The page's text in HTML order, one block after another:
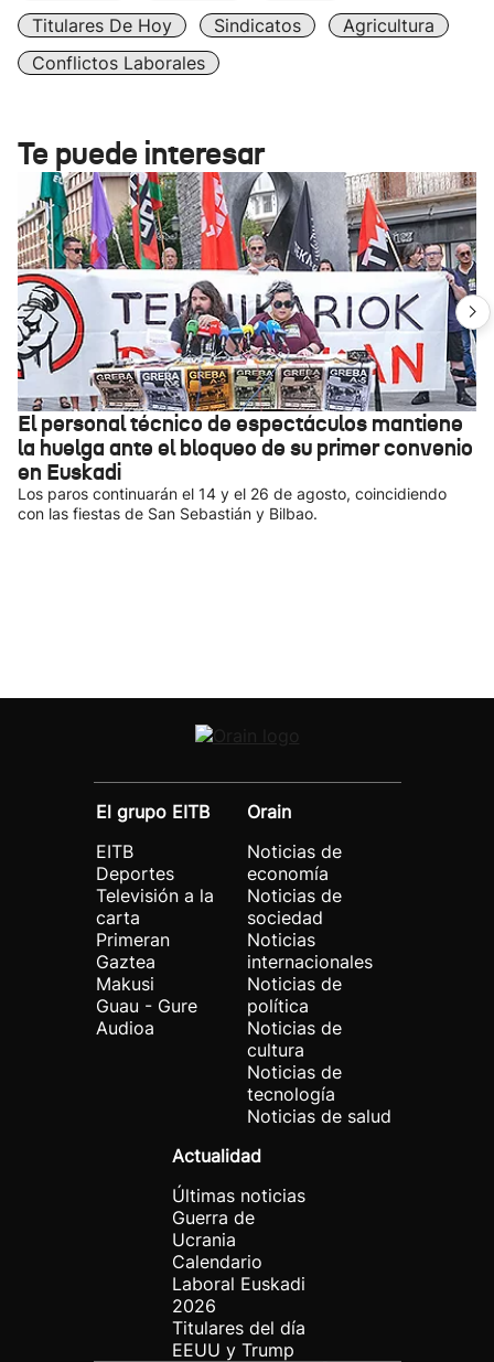
Titulares De Hoy
Sindicatos
Agricultura
Conflictos Laborales
Te puede interesar
El personal técnico de espectáculos mantiene
la huelga ante el bloqueo de su primer convenio
en Euskadi
Los paros continuarán el 14 y el 26 de agosto, coincidiendo
con las fiestas de San Sebastián y Bilbao.
El grupo EITB
EITB
Deportes
Televisión a la
carta
Primeran
Gaztea
Makusi
Guau - Gure
Audioa
Orain
Noticias de
economía
Noticias de
sociedad
Noticias
internacionales
Noticias de
política
Noticias de
cultura
Noticias de
tecnología
Noticias de salud
Actualidad
Últimas noticias
Guerra de
Ucrania
Calendario
Laboral Euskadi
2026
Titulares del día
EEUU y Trump